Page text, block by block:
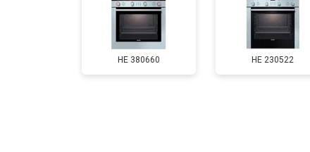
HE 380660 HE 230522